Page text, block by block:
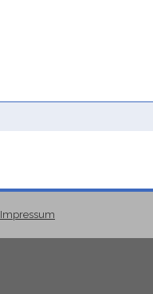
Impressum